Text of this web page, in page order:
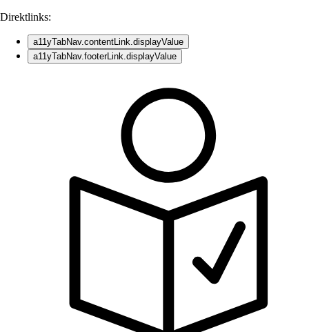
Direktlinks:
a11yTabNav.contentLink.displayValue
a11yTabNav.footerLink.displayValue